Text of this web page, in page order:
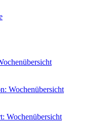
Wochenübersicht
Wochenübersicht